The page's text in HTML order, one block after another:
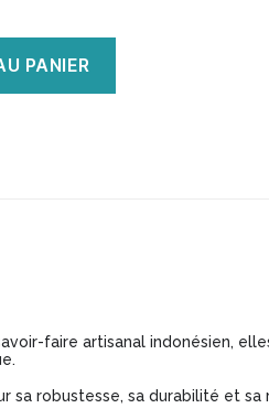
PANIER
faire artisanal indonésien,
sa robustesse, sa durabilité et